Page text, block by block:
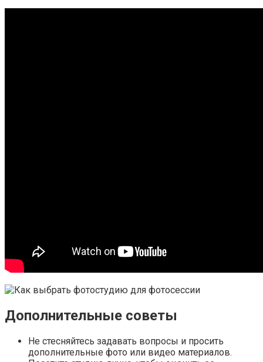
Дополнительные советы
Не стесняйтесь задавать вопросы и просить
дополнительные фото или видео материалов.